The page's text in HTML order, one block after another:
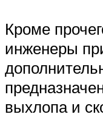
Кроме
инженеры
выхлопа и